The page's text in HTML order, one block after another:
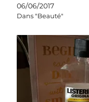
06/06/2017
Dans "Beauté"